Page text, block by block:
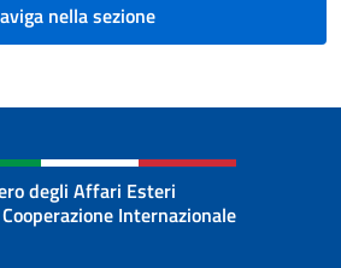
nella sezione
degli Affari Esteri
Internazionale